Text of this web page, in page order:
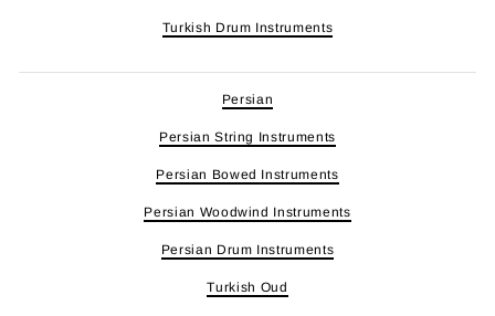
Turkish Drum Instruments
Persian
Persian String Instruments
Persian Bowed Instruments
Persian Woodwind Instruments
Persian Drum Instruments
Turkish Oud